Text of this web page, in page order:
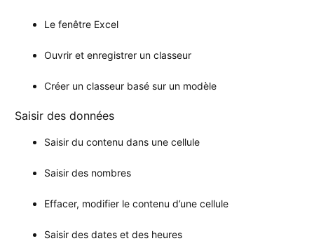
Le fenêtre Excel
Ouvrir et enregistrer un classeur
Créer un classeur basé sur un modèle
Saisir des données
Saisir du contenu dans une cellule
Saisir des nombres
Effacer, modifier le contenu d’une cellule
Saisir des dates et des heures